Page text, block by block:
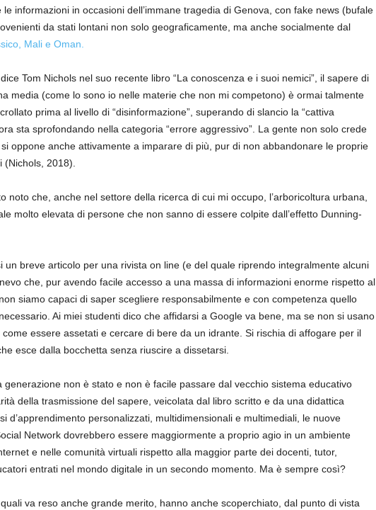
informazioni in occasioni dell’immane tragedia di Genova, con fakenews (bufale
da stati lontani non solo geograficamente, ma anche socialmente dal
Mali e Oman.
Tom Nicholsnel suo recente libro “La conoscenza e i suoi nemici”, il sapere di
media (come lo sono io nelle materie che non mi competono) è ormai talmente
prima al livello di “disinformazione”, superando di slancio la “cattiva
sta sprofondando nella categoria “errore aggressivo”. La gente non solo crede
oppone anche attivamente a imparare di più, pur di non abbandonare le proprie
(Nichols, 2018).
noto che, anche nel settore della ricerca di cui mi occupo, l’arboricoltura urbana,
molto elevata di persone che non sanno di essere colpite dall’effetto Dunning-
un breve articolo per una rivista on line (edel quale riprendo integralmente alcuni
che, pur avendo facile accesso a una massa di informazioni enorme rispetto al
siamo capaci di saper scegliere responsabilmente e con competenza quello
. Ai miei studenti dico che affidarsi a Google va bene, ma se non si usano
come essere assetati e cercare di bere da un idrante. Si rischia di affogare per il
esce dalla bocchetta senza riuscire a dissetarsi.
generazione non è stato e non è facile passare dal vecchio sistema educativo
della trasmissione del sapere, veicolata dal libro scritto e da una didattica
d’apprendimento personalizzati, multidimensionali e multimediali, le nuove
Network dovrebbero essere maggiormente a proprio agio in un ambiente
e nelle comunità virtuali rispetto alla maggior parte dei docenti, tutor,
entrati nel mondo digitale in un secondo momento. Ma è sempre così?
va reso anche grande merito, hanno anche scoperchiato, dal punto di vista